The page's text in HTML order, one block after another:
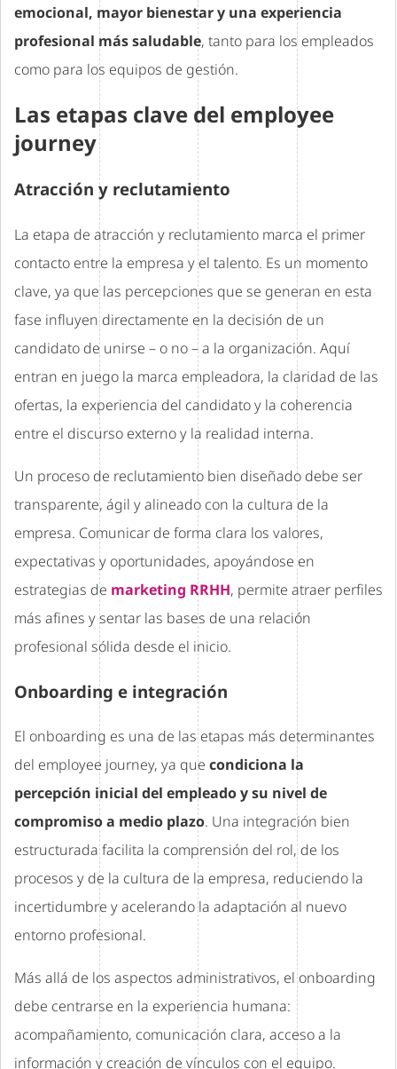
emocional, mayor bienestar y una experiencia
profesional más saludable, tanto para los empleados
como para los equipos de gestión.
Las etapas clave del employee
journey
Atracción y reclutamiento
La etapa de atracción y reclutamiento marca el primer
contacto entre la empresa y el talento. Es un momento
clave, ya que las percepciones que se generan en esta
fase influyen directamente en la decisión de un
candidato de unirse – o no – a la organización. Aquí
entran en juego la marca empleadora, la claridad de las
ofertas, la experiencia del candidato y la coherencia
entre el discurso externo y la realidad interna.
Un proceso de reclutamiento bien diseñado debe ser
transparente, ágil y alineado con la cultura de la
empresa. Comunicar de forma clara los valores,
expectativas y oportunidades, apoyándose en
estrategias de marketing RRHH, permite atraer perfiles
más afines y sentar las bases de una relación
profesional sólida desde el inicio.
Onboarding e integración
El onboarding es una de las etapas más determinantes
del employee journey, ya que condiciona la
percepción inicial del empleado y su nivel de
compromiso a medio plazo. Una integración bien
estructurada facilita la comprensión del rol, de los
procesos y de la cultura de la empresa, reduciendo la
incertidumbre y acelerando la adaptación al nuevo
entorno profesional.
Más allá de los aspectos administrativos, el onboarding
debe centrarse en la experiencia humana:
acompañamiento, comunicación clara, acceso a la
información y creación de vínculos con el equipo.